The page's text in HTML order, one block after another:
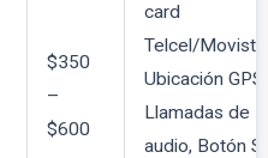
$350
–
$600
card
Telcel/
Ubicación GPS,
Llamadas de
audio, Botón